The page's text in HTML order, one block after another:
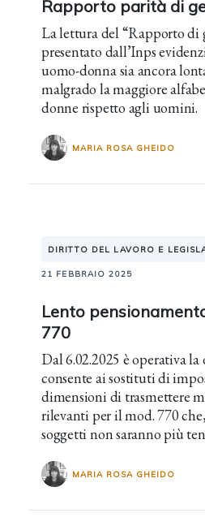
Rapporto parità di
La lettura del “Rapporto di
presentato dall’Inps
uomo-donna sia ancora
malgrado la maggiore
donne rispetto agli uomini.
MARIA ROSA GHEIDO
DIRITTO DEL LAVORO E
21 FEBBRAIO 2025
Lento
770
Dal 6.02.2025 è operativa la
consente ai sostituti di
dimensioni di trasmettere
rilevanti per il mod. 770
soggetti non saranno più
MARIA ROSA GHEIDO